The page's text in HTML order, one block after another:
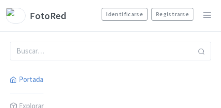
FotoRed Identificarse Registrarse
Portada
Explorar